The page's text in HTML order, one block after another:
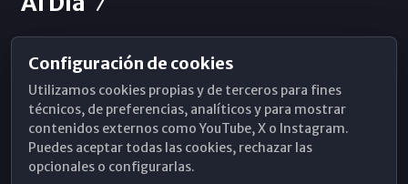
Horarios de Misa
Hemeroteca
WhatsApp
Configuración de cookies
Utilizamos cookies propias y de terceros para fines
técnicos, de preferencias, analíticos y para mostrar
contenidos externos como YouTube, X o Instagram.
Puedes aceptar todas las cookies, rechazar las
opcionales o configurarlas.